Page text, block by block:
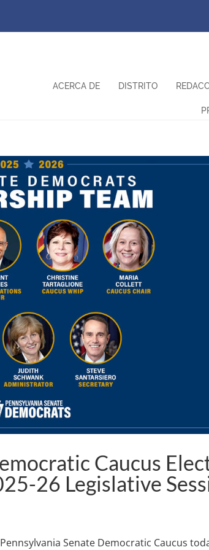
ACERCA DE DISTRITO
Caucus
26 Legislative
Pennsylvania Senate Democratic Caucus